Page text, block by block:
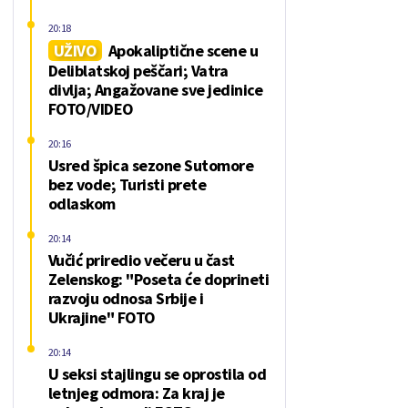
UŽIVO Apokaliptične scene u
Deliblatskoj peščari; Vatra
divlja; Angažovane sve jedinice
FOTO/VIDEO
20:18
Usred špica sezone Sutomore
bez vode; Turisti prete
odlaskom
20:16
Vučić priredio večeru u čast
Zelenskog: "Poseta će doprineti
razvoju odnosa Srbije i
Ukrajine" FOTO
20:14
U seksi stajlingu se oprostila od
letnjeg odmora: Za kraj je
20:14